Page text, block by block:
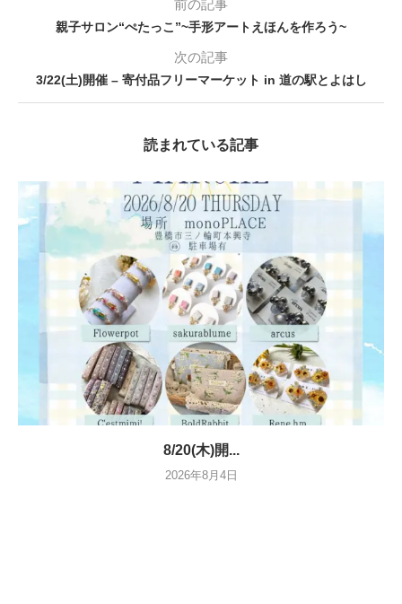
前の記事
親子サロン“ぺたっこ”~手形アートえほんを作ろう~
次の記事
3/22(土)開催 – 寄付品フリーマーケット in 道の駅とよはし
読まれている記事
8/20(木)開...
2026年8月4日